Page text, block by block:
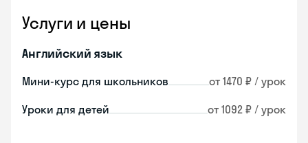
Услуги и цены
Английский язык
Мини-курс для школьников от 1470 ₽ / урок
Уроки для детей от 1092 ₽ / урок